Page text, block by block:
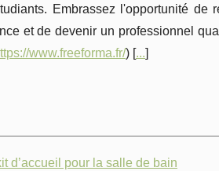
Embrassez l'opportunité de
et de devenir un professionnel
www.freeforma.fr/) [...]
d’accueil pour la salle de bain